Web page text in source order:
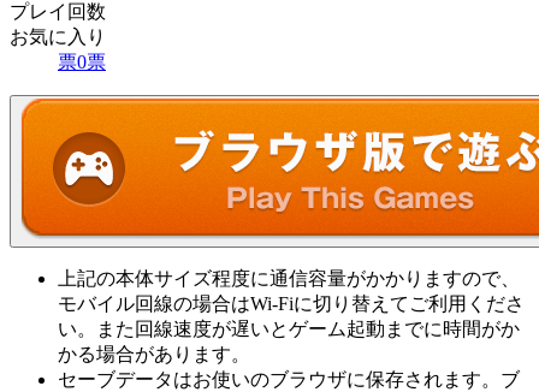
プレイ回数
お気に入り
票0票
上記の本体サイズ程度に通信容量がかかりますので、
モバイル回線の場合はWi-Fiに切り替えてご利用くださ
い。また回線速度が遅いとゲーム起動までに時間がか
かる場合があります。
セーブデータはお使いのブラウザに保存されます。ブ